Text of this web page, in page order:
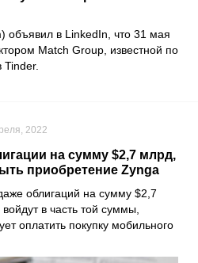
объявил в LinkedIn, что 31 мая
Match Group, известной по
Tinder.
2022
на сумму $2,7 млрд,
приобретение Zynga
облигаций на сумму $2,7
в часть той суммы,
оплатить покупку мобильного